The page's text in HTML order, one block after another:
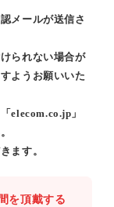
メールが送信さ
られない場合が
ようお願いいた
elecom.co.jp」
ます。
を頂戴する